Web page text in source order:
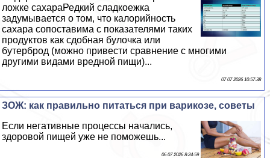
ложке сахараРедкий сладкоежка
задумывается о том, что калорийность
сахара сопоставима с показателями таких
продуктов как сдобная булочка или
бутерброд (можно привести сравнение с многими
другими видами вредной пищи)...
07 07 2026 10:57:38
ЗОЖ: как правильно питаться при варикозе, советы
Если негативные процессы начались,
здоровой пищей уже не поможешь...
06 07 2026 8:24:59